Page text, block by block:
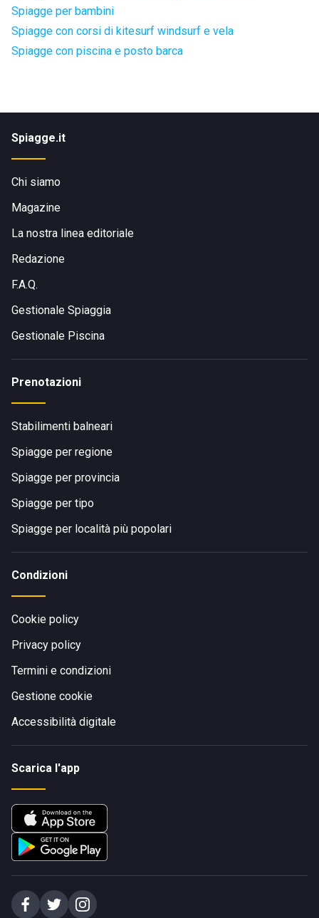
Spiagge per bambini
Spiagge con corsi di kitesurf windsurf e vela
Spiagge con piscina e posto barca
Spiagge.it
Chi siamo
Magazine
La nostra linea editoriale
Redazione
F.A.Q.
Gestionale Spiaggia
Gestionale Piscina
Prenotazioni
Stabilimenti balneari
Spiagge per regione
Spiagge per provincia
Spiagge per tipo
Spiagge per località più popolari
Condizioni
Cookie policy
Privacy policy
Termini e condizioni
Gestione cookie
Accessibilità digitale
Scarica l'app